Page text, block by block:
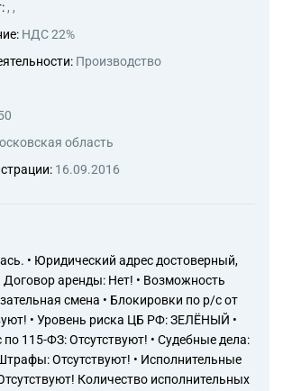
, ,
НДС 22%
Производство
область
16.09.2016
• Юридический адрес достоверный,
Договор аренды: Нет! • Возможность
смена • Блокировки по р/с от
• Уровень риска ЦБ РФ: ЗЕЛЁНЫЙ •
115-ФЗ: Отсутствуют! • Судебные дела:
Отсутствуют! • Исполнительные
Количество исполнительных